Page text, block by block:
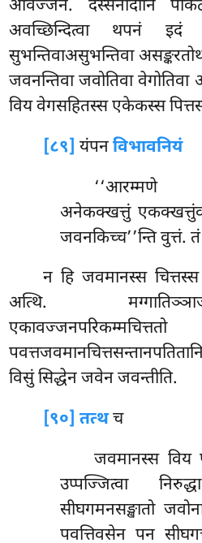
आवज्जनं. दस्सनादीनि
अवच्छिन्दित्वा थपनं इदं
सुभन्तिवाअसुभन्तिवा
जवनन्तिवा जवोतिवा
विय वेगसहितस्स एकेकस्स
[८९] यंपनविभावनियं
‘‘आरम्मणे
अनेकक्खत्तुं
जवनकिच्च’’न्ति वुत्तं.
न हि जवमानस्स चित्तस्स
अत्थि.
विसुं सिद्धेन जवेन जवन्तीति.
[९०] तत्थच
जवमानस्स विय
उप्पज्जित्वा
सीघगमनसङ्खातो
पवत्तिवसेन पन